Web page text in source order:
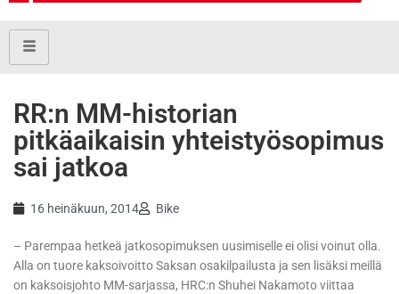
RR:n MM-historian
pitkäaikaisin yhteistyösopimus
sai jatkoa
16 heinäkuun, 2014 Bike
– Parempaa hetkeä jatkosopimuksen uusimiselle ei olisi voinut olla.
Alla on tuore kaksoivoitto Saksan osakilpailusta ja sen lisäksi meillä
on kaksoisjohto MM-sarjassa, HRC:n Shuhei Nakamoto viittaa